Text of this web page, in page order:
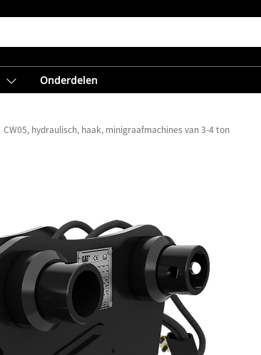
Onderdelen
CW05, hydraulisch, haak, minigraafmachines van 3-4 ton